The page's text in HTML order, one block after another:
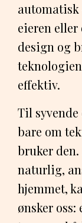
automatisk
eieren
design og
effektiv.
Til
bare om
bruker
naturlig,
hjemmet,
ønsker oss: